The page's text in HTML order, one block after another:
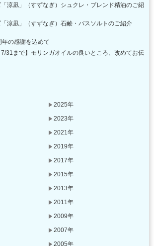
「涼凪」（すずなぎ）シュクレ・ブレンド精油のご紹
「涼凪」（すずなぎ）石鹸・バスソルトのご紹介
年の感謝を込めて
7/31まで】モリンガオイルの良いところ、改めてお伝
2025年
2023年
2021年
2019年
2017年
2015年
2013年
2011年
2009年
2007年
2005年